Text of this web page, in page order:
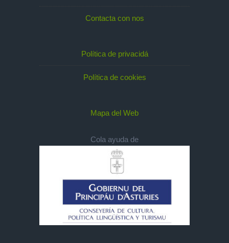
Contacta con nos
Política de privacidá
Política de cookies
Mapa del Web
Cola ayuda de